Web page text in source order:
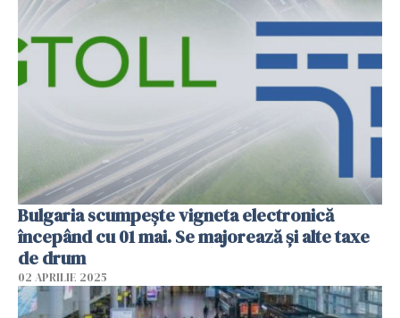
Bulgaria scumpește vigneta electronică
începând cu 01 mai. Se majorează și alte taxe
de drum
02 APRILIE 2025